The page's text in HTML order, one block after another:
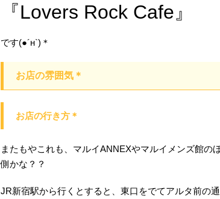
『Lovers Rock Cafe』
です(●´н`)＊
お店の雰囲気＊
お店の行き方＊
またもやこれも、マルイANNEXやマルイメンズ館
側かな？？
JR新宿駅から行くとすると、東口をでてアルタ前の